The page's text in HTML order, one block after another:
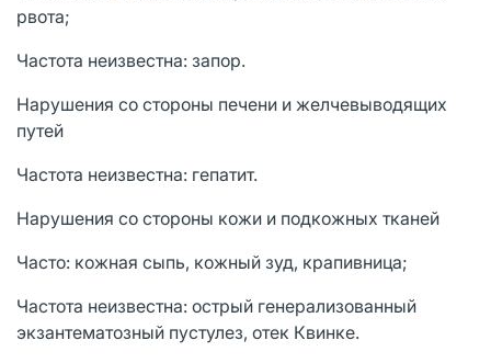
рвота;
Частота неизвестна: запор.
Нарушения со стороны печени и желчевыводящих
путей
Частота неизвестна: гепатит.
Нарушения со стороны кожи и подкожных тканей
Часто: кожная сыпь, кожный зуд, крапивница;
Частота неизвестна: острый генерализованный
экзантематозный пустулез, отек Квинке.